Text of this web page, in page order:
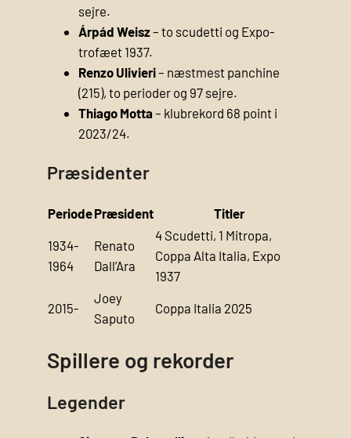
sejre.
Árpád Weisz– to scudetti og Expo-
trofæet 1937.
Renzo Ulivieri– næstmest panchine
(215), to perioder og 97 sejre.
Thiago Motta – klubrekord 68 point i
2023/24.
Præsidenter
PeriodePræsident Titler
1934-
1964
Renato
Dall’Ara
4 Scudetti, 1 Mitropa,
Coppa Alta Italia, Expo
1937
2015-
Joey
Saputo
Coppa Italia 2025
Spillere og rekorder
Legender